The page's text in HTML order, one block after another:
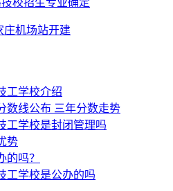
校招生专业确定
庄机场站开建
工学校介绍
数线公布 三年分数走势
工学校是封闭管理吗
势
的吗？
工学校是公办的吗